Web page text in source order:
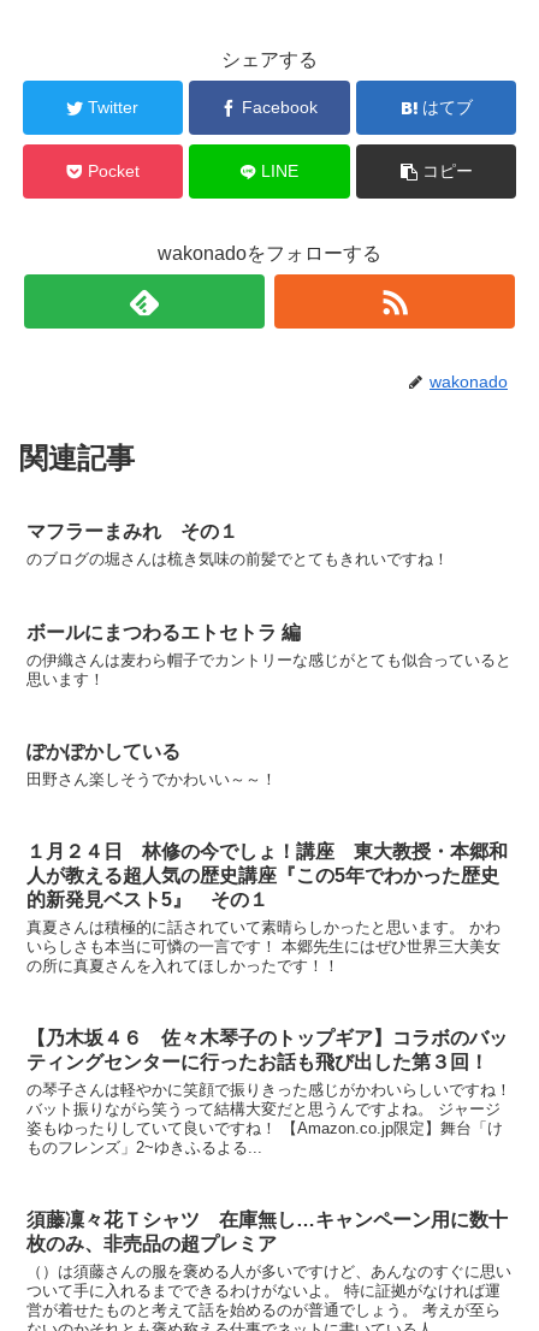
シェアする
Twitter Facebook はてブ
Pocket LINE コピー
wakonadoをフォローする
wakonado
関連記事
マフラーまみれ その１
のブログの堀さんは梳き気味の前髪でとてもきれいですね！
ボールにまつわるエトセトラ 編
の伊織さんは麦わら帽子でカントリーな感じがとても似合っていると
思います！
ぽかぽかしている
田野さん楽しそうでかわいい～～！
１月２４日 林修の今でしょ！講座 東大教授・本郷和
人が教える超人気の歴史講座『この5年でわかった歴史
的新発見ベスト5』 その１
真夏さんは積極的に話されていて素晴らしかったと思います。 かわ
いらしさも本当に可憐の一言です！ 本郷先生にはぜひ世界三大美女
の所に真夏さんを入れてほしかったです！！
【乃木坂４６ 佐々木琴子のトップギア】コラボのバッ
ティングセンターに行ったお話も飛び出した第３回！
の琴子さんは軽やかに笑顔で振りきった感じがかわいらしいですね！
バット振りながら笑うって結構大変だと思うんですよね。 ジャージ
姿もゆったりしていて良いですね！ 【Amazon.co.jp限定】舞台「け
ものフレンズ」2~ゆきふるよる...
須藤凜々花Ｔシャツ 在庫無し…キャンペーン用に数十
枚のみ、非売品の超プレミア
（）は須藤さんの服を褒める人が多いですけど、あんなのすぐに思い
ついて手に入れるまでできるわけがないよ。 特に証拠がなければ運
営が着せたものと考えて話を始めるのが普通でしょう。 考えが至ら